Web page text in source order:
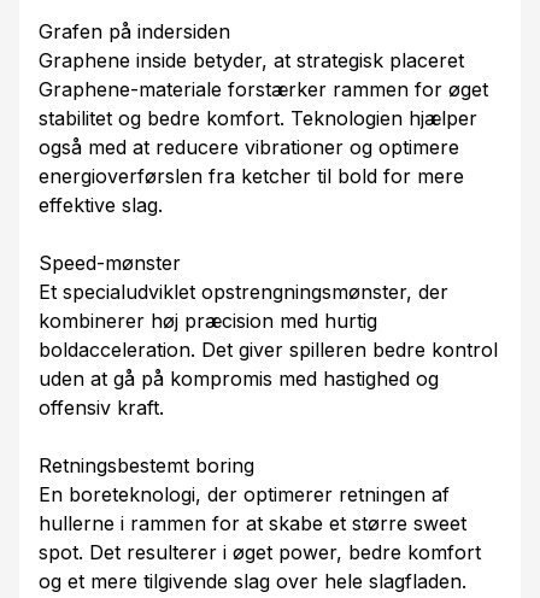
Grafen på indersiden
Graphene inside betyder, at strategisk placeret
Graphene-materiale forstærker rammen for øget
stabilitet og bedre komfort. Teknologien hjælper
også med at reducere vibrationer og optimere
energioverførslen fra ketcher til bold for mere
effektive slag.
Speed-mønster
Et specialudviklet opstrengningsmønster, der
kombinerer høj præcision med hurtig
boldacceleration. Det giver spilleren bedre kontrol
uden at gå på kompromis med hastighed og
offensiv kraft.
Retningsbestemt boring
En boreteknologi, der optimerer retningen af
hullerne i rammen for at skabe et større sweet
spot. Det resulterer i øget power, bedre komfort
og et mere tilgivende slag over hele slagfladen.